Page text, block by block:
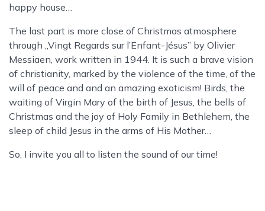
happy house…
The last part is more close of Christmas atmosphere
through „Vingt Regards sur l’Enfant-Jésus” by Olivier
Messiaen, work written in 1944. It is such a brave vision
of christianity, marked by the violence of the time, of the
will of peace and and an amazing exoticism! Birds, the
waiting of Virgin Mary of the birth of Jesus, the bells of
Christmas and the joy of Holy Family in Bethlehem, the
sleep of child Jesus in the arms of His Mother…
So, I invite you all to listen the sound of our time!